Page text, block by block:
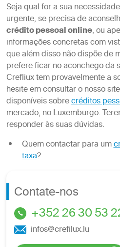
Seja qual for a sua
urgente, se precisa de
crédito pessoal online, ou
informações concretas com
que além disso não dispõe de
prefere ficar no aconchego da
Crefliux tem provavelmente a
hesite em consultar o nosso
disponíveis sobrecréditos
mercado, no Luxemburgo.
responder às suas dúvidas.
Quem contactar para um
taxa?
Contate-nos
+352 26 30 53
infos@crefilux.lu